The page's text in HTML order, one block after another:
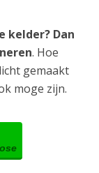
kelder? Dan
. Hoe
gemaakt
moge zijn.